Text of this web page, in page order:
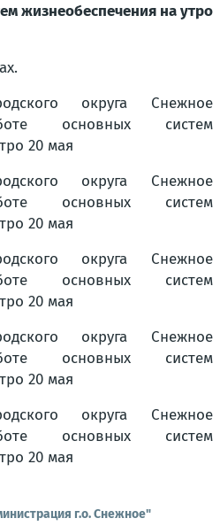
жизнеобеспечения на утро
г.о. Снежное"